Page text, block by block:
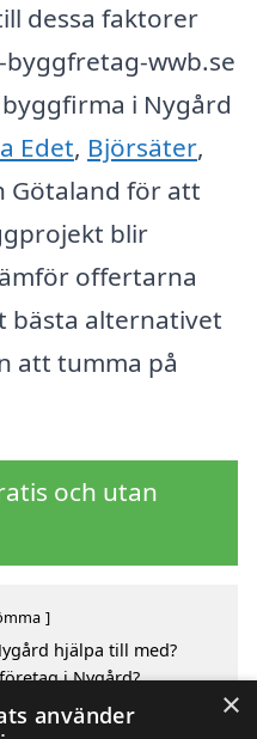
dessa faktorer
wwb.se
i Nygård
Edet, Björsäter,
Götaland för att
blir
offertarna
bästa alternativet
att tumma på
och utan
hjälpa till med?
i Nygård?
i Nygård
i de
×
använder